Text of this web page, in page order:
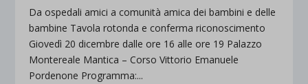
Da ospedali amici a comunità amica dei bambini e delle
bambine Tavola rotonda e conferma riconoscimento
Giovedì 20 dicembre dalle ore 16 alle ore 19 Palazzo
Montereale Mantica – Corso Vittorio Emanuele
Pordenone Programma:...